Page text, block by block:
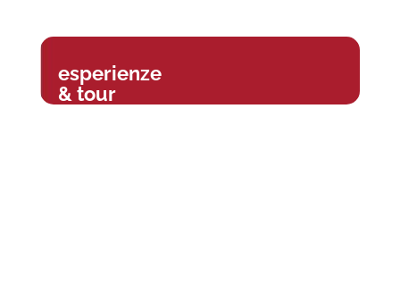
esperienze
& tour